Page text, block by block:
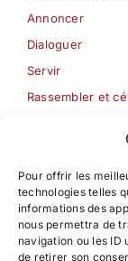
Pour offrir les
technologies telles
informations des
nous permettra de
navigation ou les ID
de retirer son
Annoncer
Dialoguer
Servir
Rassembler et
Formation
Pédagogie
Centre d’étude
Formation à la